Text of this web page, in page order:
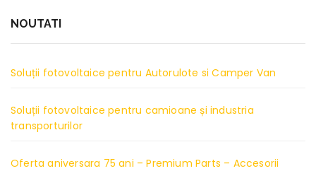
NOUTATI
Soluții fotovoltaice pentru Autorulote si Camper Van
Soluții fotovoltaice pentru camioane și industria
transporturilor
Oferta aniversara 75 ani – Premium Parts – Accesorii